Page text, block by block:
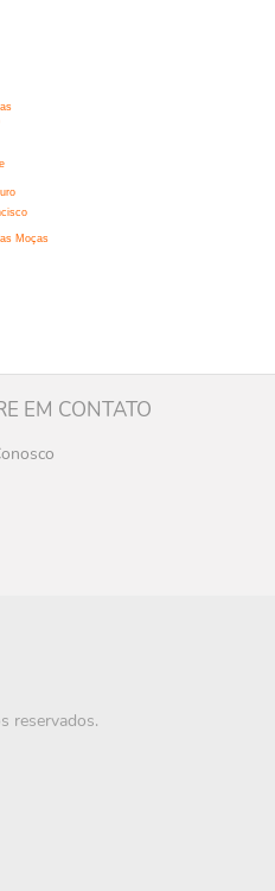
Moças
EM CONTATO
reservados.